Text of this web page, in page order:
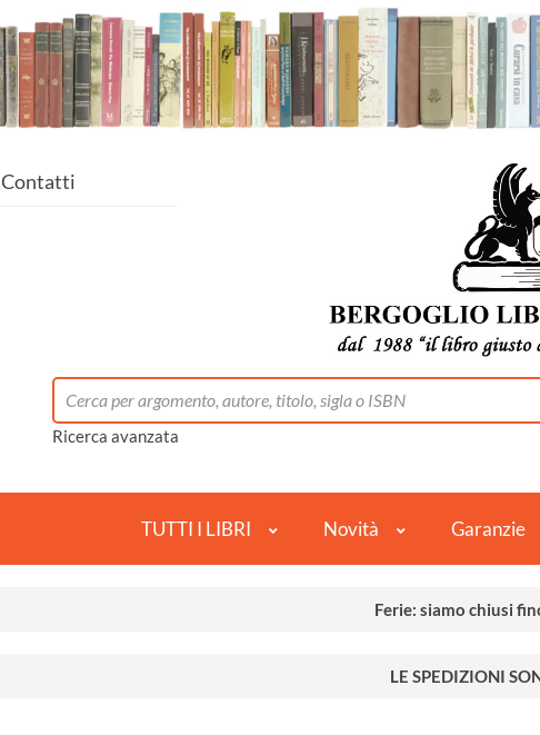
Contatti
Ricerca avanzata
TUTTI I LIBRI Novità Garanzie
Ferie: siamo chiusi
LE SPEDIZIONI